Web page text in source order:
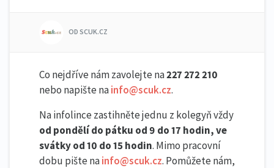
OD SCUK.CZ
Co nejdříve nám zavolejte na227 272 210
nebo napište nainfo@scuk.cz.
Na infolince zastihněte jednu z kolegyň vždy
od pondělí do pátku od 9 do 17 hodin, ve
svátky od 10 do 15 hodin. Mimo pracovní
dobu pište nainfo@scuk.cz. Pomůžete nám,